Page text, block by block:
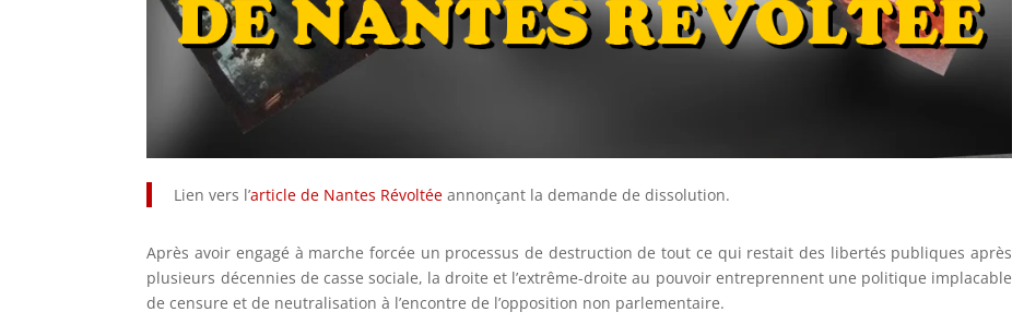
Lien vers l’article de Nantes Révoltée annonçant la demande de dissolution.
Après avoir engagé à marche forcée un processus de destruction de tout ce qui restait des libertés publiques après
plusieurs décennies de casse sociale, la droite et l’extrême-droite au pouvoir entreprennent une politique implacable
de censure et de neutralisation à l’encontre de l’opposition non parlementaire.